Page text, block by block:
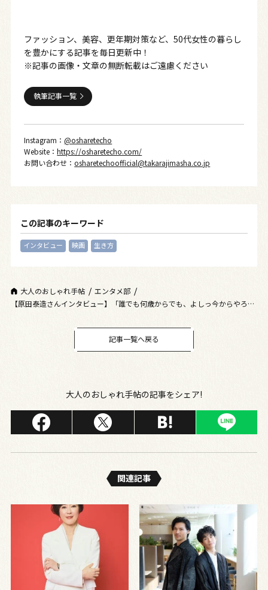
ファッション、美容、更年期対策など、50代女性の暮らし
を豊かにする記事を毎日更新中！
※記事の画像・文章の無断転載はご遠慮ください
執筆記事一覧
Instagram：@osharetecho
Website：https://osharetecho.com/
お問い合わせ：osharetechoofficial@takarajimasha.co.jp
この記事のキーワード
インタビュー 映画 生き方
大人のおしゃれ手帖
エンタメ部
【原田泰造さんインタビュー】「誰でも何歳からでも、よしっ今からやろ
記事一覧へ戻る
大人のおしゃれ手帖の記事をシェア!
関連記事